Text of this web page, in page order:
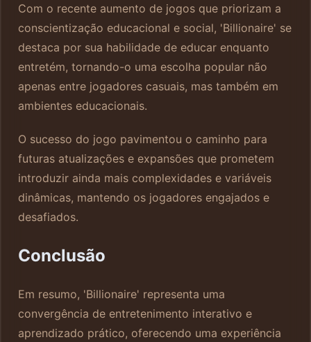
Com o recente aumento de jogos que priorizam a
conscientização educacional e social, 'Billionaire' se
destaca por sua habilidade de educar enquanto
entretém, tornando-o uma escolha popular não
apenas entre jogadores casuais, mas também em
ambientes educacionais.
O sucesso do jogo pavimentou o caminho para
futuras atualizações e expansões que prometem
introduzir ainda mais complexidades e variáveis
dinâmicas, mantendo os jogadores engajados e
desafiados.
Conclusão
Em resumo, 'Billionaire' representa uma
convergência de entretenimento interativo e
aprendizado prático, oferecendo uma experiência